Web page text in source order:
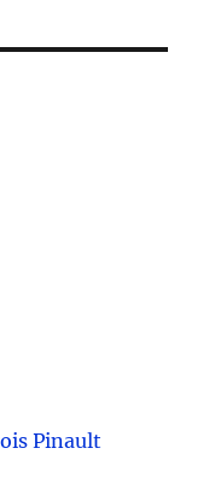
Pinault